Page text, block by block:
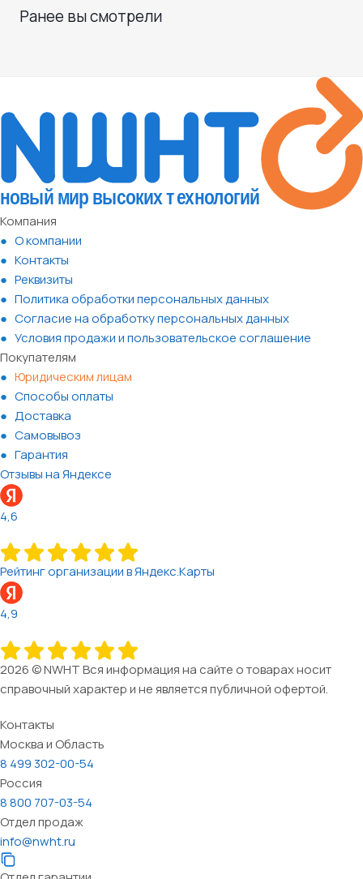
Ранее вы смотрели
Компания
О компании
Контакты
Реквизиты
Политика обработки персональных данных
Согласие на обработку персональных данных
Условия продажи и пользовательское соглашение
Покупателям
Юридическим лицам
Способы оплаты
Доставка
Самовывоз
Гарантия
Отзывы на Яндексе
4,6
Рейтинг организации в Яндекс.Карты
4,9
2026 © NWHT Вся информация на сайте о товарах носит
справочный характер и не является публичной офертой.
Контакты
Москва и Область
8 499 302-00-54
Россия
8 800 707-03-54
Отдел продаж
info@nwht.ru